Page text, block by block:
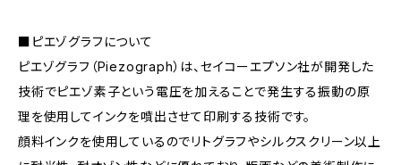
■ピエゾグラフについて
ピエゾグラフ（Piezograph）は、セイコーエプソン社が開発した
技術でピエゾ素子という電圧を加えることで発生する振動の原
理を使用してインクを噴出させて印刷する技術です。
顔料インクを使用しているのでリトグラフやシルクスクリーン以上